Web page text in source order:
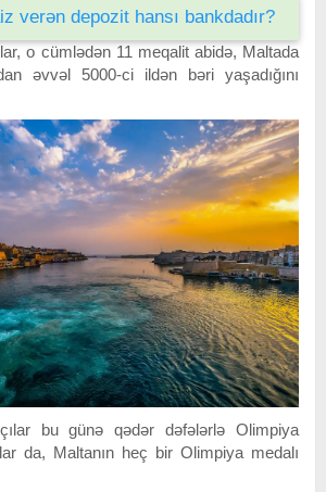
verən depozit hansı bankdadır?
o cümlədən 11 meqalit abidə, Maltada
əvvəl 5000-ci ildən bəri yaşadığını
bu günə qədər dəfələrlə Olimpiya
da, Maltanın heç bir Olimpiya medalı